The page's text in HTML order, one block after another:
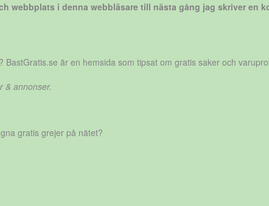
webbplats i denna webbläsare till nästa gång jag skriver en
är en hemsida som tipsat om gratis saker och
& annonser.
gratis grejer på nätet?